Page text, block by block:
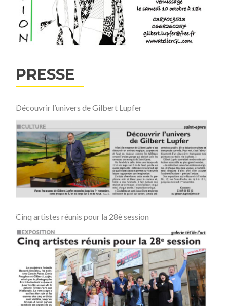
PRESSE
Découvrir l’univers de Gilbert Lupfer
Cinq artistes réunis pour la 28è session